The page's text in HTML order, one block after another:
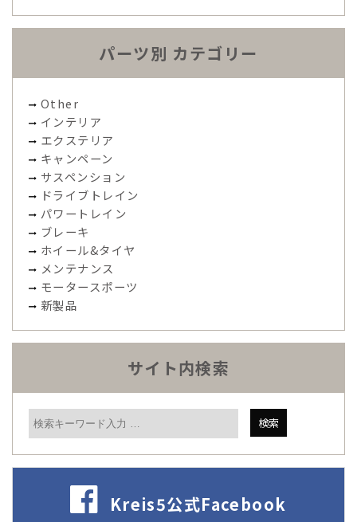
パーツ別 カテゴリー
Other
インテリア
エクステリア
キャンペーン
サスペンション
ドライブトレイン
パワートレイン
ブレーキ
ホイール&タイヤ
メンテナンス
モータースポーツ
新製品
サイト内検索
Kreis5公式Facebook